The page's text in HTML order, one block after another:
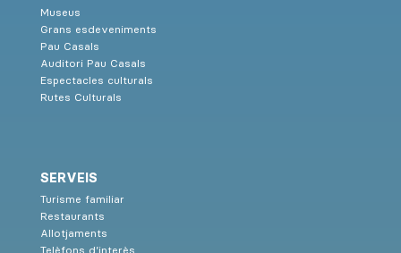
Museus
Grans esdeveniments
Pau Casals
Auditori Pau Casals
Espectacles culturals
Rutes Culturals
SERVEIS
Turisme familiar
Restaurants
Allotjaments
Telèfons d’interès